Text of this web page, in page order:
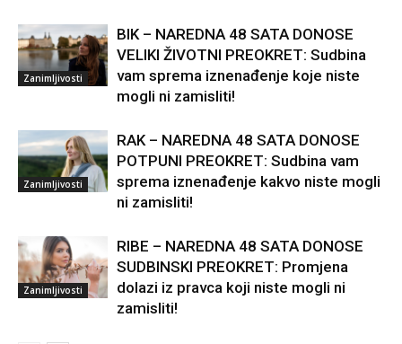
Zanimljivosti
BIK – NAREDNA 48 SATA DONOSE
VELIKI ŽIVOTNI PREOKRET: Sudbina
vam sprema iznenađenje koje niste
mogli ni zamisliti!
Zanimljivosti
RAK – NAREDNA 48 SATA DONOSE
POTPUNI PREOKRET: Sudbina vam
sprema iznenađenje kakvo niste mogli
ni zamisliti!
Zanimljivosti
RIBE – NAREDNA 48 SATA DONOSE
SUDBINSKI PREOKRET: Promjena
dolazi iz pravca koji niste mogli ni
zamisliti!